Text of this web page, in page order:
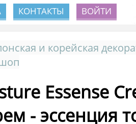
КОНТАКТЫ ВОЙТИ
и корейская
Essense
- эссенция